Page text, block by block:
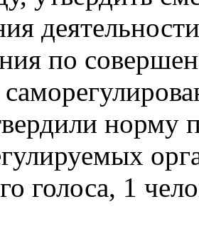
по
норму
голоса, 1